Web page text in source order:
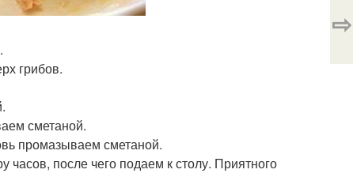
грибов.
сметаной.
промазываем сметаной.
после чего подаем к столу. Приятного
⇨